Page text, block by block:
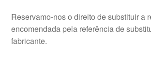
Reservamo-nos o direito de substituir a
encomendada pela referência de
fabricante.